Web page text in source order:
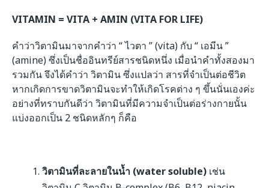
VITAMIN = VITA + AMIN (VITA FOR LIFE)
คำว่าวิตามินมาจากคำว่า “ ไวตา ” (vita) กับ “ เอมีน ”
(amine) ซึ่งเป็นชื่ออินทรีย์สารชนิดหนึ่ง เมื่อนำคำทั้งสองมา
รวมกัน จึงได้คำว่า วิตามิน ซึ่งแปลว่า สารที่จำเป็นต่อชีวิต
หากเกิดการขาดวิตามินจะทำให้เกิดโรคต่าง ๆ ขึ้นนั่นเองค่ะ
อย่างที่ทราบกันดีว่า วิตามินที่มีความจำเป็นต่อร่างกายนั้น
แบ่งออกเป็น 2 ชนิดหลักๆ ก็คือ
วิตามินที่ละลายในน้ำ (water soluble) เช่น